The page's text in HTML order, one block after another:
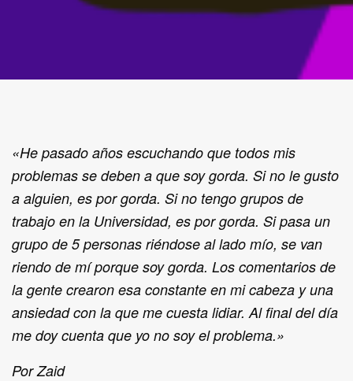
«He pasado años escuchando que todos mis
problemas se deben a que soy gorda. Si no le gusto
a alguien, es por gorda. Si no tengo grupos de
trabajo en la Universidad, es por gorda. Si pasa un
grupo de 5 personas riéndose al lado mío, se van
riendo de mí porque soy gorda. Los comentarios de
la gente crearon esa constante en mi cabeza y una
ansiedad con la que me cuesta lidiar. Al final del día
me doy cuenta que yo no soy el problema.»
Por Zaid